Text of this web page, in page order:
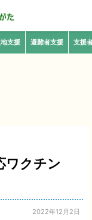
支援 避難者支援 支援
ワクチン
2022年12月2日